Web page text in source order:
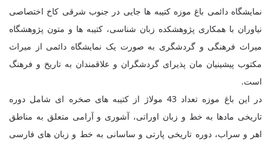
نمایشگاه دائمی باغ موزه کتیبه ها جایی در جنوب شرقی کاخ اختصاصی
نیاوران با همکاری پژوهشکده زبان شناسی، کتیبه ها و متون پژوهشگاه
میراث فرهنگی و گردشگری به صورت یک نمایشگاه دائمی از میراث
مکتوب پیشینیان مان پذیرای گردشگران و علاقمندان به تاریخ و فرهنگ
است.
در این باغ موزه تعداد 43 مولاژ از کتیبه های صخره ای شامل دوره
تاریخی مادها به خط و زبان اوراتی، آشوری و آرامی متعلق به مناطق
اهر و سراب، دوره تاریخی پارتی و ساسانی به خط و زبان های فارسی